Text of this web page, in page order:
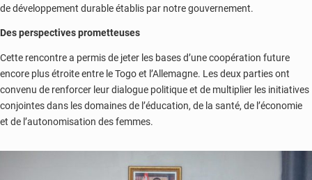
de développement durable établis par notre gouvernement.
Des perspectives prometteuses
Cette rencontre a permis de jeter les bases d’une coopération future
encore plus étroite entre le Togo et l’Allemagne. Les deux parties ont
convenu de renforcer leur dialogue politique et de multiplier les initiatives
conjointes dans les domaines de l’éducation, de la santé, de l’économie
et de l’autonomisation des femmes.